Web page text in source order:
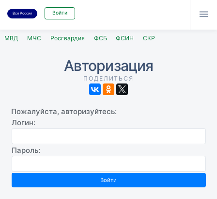
Вся Россия Войти 
МВД МЧС Росгвардия ФСБ ФСИН СКР
Авторизация
ПОДЕЛИТЬСЯ
Пожалуйста, авторизуйтесь:
Логин:
Пароль: